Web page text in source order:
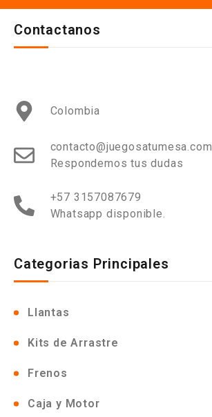
Contactanos
Colombia
contacto@juegosatumesa.com
Respondemos tus dudas
+57 3157087679
Whatsapp disponible.
Categorias Principales
Llantas
Kits de Arrastre
Frenos
Caja y Motor